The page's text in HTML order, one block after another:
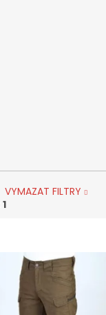
VYMAZAT FILTRY
1